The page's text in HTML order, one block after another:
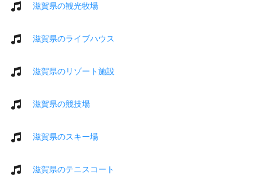
滋賀県の観光牧場
滋賀県のライブハウス
滋賀県のリゾート施設
滋賀県の競技場
滋賀県のスキー場
滋賀県のテニスコート